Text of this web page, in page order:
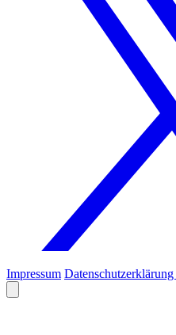
Impressum Datenschutzerklärung